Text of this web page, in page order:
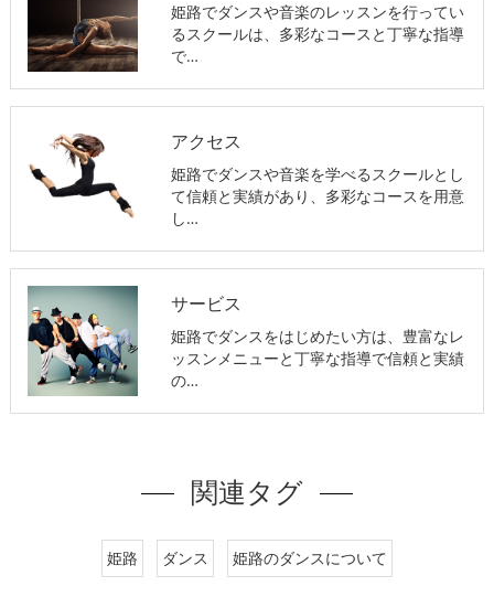
姫路でダンスや音楽のレッスンを行ってい
るスクールは、多彩なコースと丁寧な指導
で…
アクセス
姫路でダンスや音楽を学べるスクールとし
て信頼と実績があり、多彩なコースを用意
し…
サービス
姫路でダンスをはじめたい方は、豊富なレ
ッスンメニューと丁寧な指導で信頼と実績
の…
関連タグ
姫路 ダンス 姫路のダンスについて